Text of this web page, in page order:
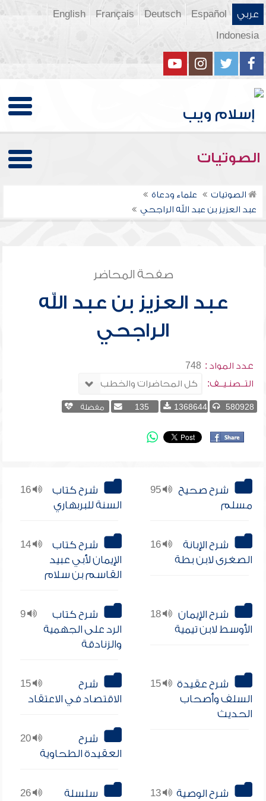
عربي Español
Deutsch
Français
English
Indonesia
الصوتيات
الصوتيات
علماء ودعاة
عبد العزيز بن عبد الله الراجحي
صفحة المحاضر
عبد العزيز بن عبد الله
الراجحي
عدد المواد : 748
التــصنـيــف:
580928
1368644
135 مفضلة
95
شرح صحيح
مسلم
16
شرح كتاب
السنة للبربهاري
16
شرح الإبانة
الصغرى لابن بطة
14
شرح كتاب
الإيمان لأبي عبيد
القاسم بن سلام
18
شرح الإيمان
الأوسط لابن تيمية
9
شرح كتاب
الرد على الجهمية
والزنادقة
15
شرح عقيدة
السلف وأصحاب
الحديث
15
شرح
الاقتصاد في الاعتقاد
20
شرح
العقيدة الطحاوية
13
شرح الوصية
26
سلسلة